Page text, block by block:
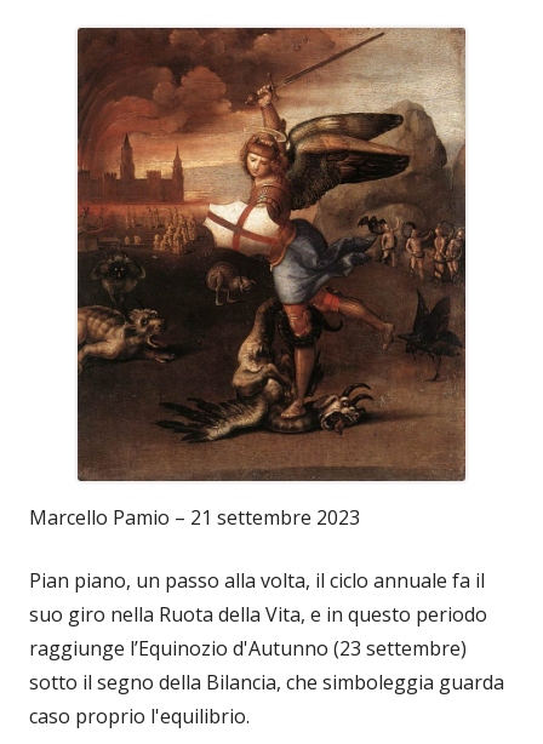
Marcello Pamio – 21 settembre 2023
Pian piano, un passo alla volta, il ciclo annuale fa il
suo giro nella Ruota della Vita, e in questo periodo
raggiunge l’Equinozio d'Autunno (23 settembre)
sotto il segno della Bilancia, che simboleggia guarda
caso proprio l'equilibrio.